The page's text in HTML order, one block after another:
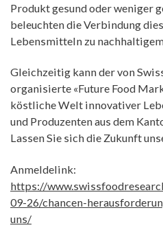
Produkt gesund oder weniger
beleuchten die Verbindung
Lebensmitteln zu
Gleichzeitig kann der von
organisierte «Future Food
köstliche Welt innovativer
und Produzenten aus dem
Lassen Sie sich die Zukunft
Anmeldelink:
https://
09-26/chancen-
uns/